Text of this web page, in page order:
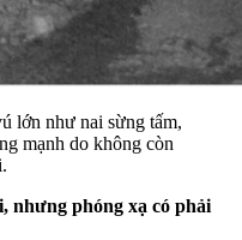
lớn như nai sừng tấm,
mạnh do không còn
nhưng phóng xạ có phải